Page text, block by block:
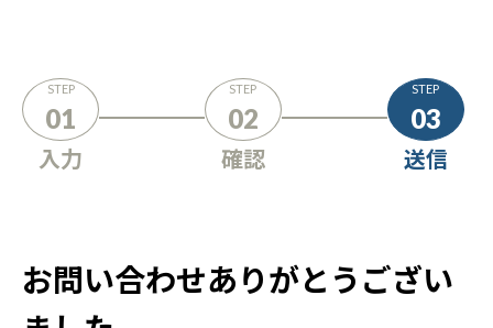
STEP
01
入力
STEP
02
確認
STEP
03
送信
お問い合わせありがとうござい